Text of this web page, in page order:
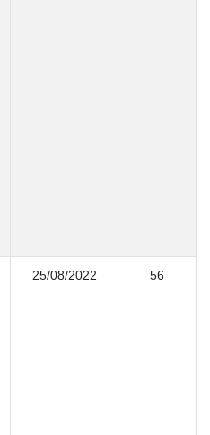
25/08/2022 56